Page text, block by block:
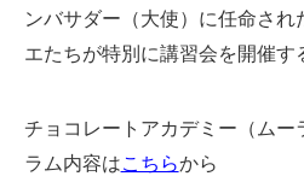
ンバサダー（大使）に任命され
エたちが特別に講習会を開催す
チョコレートアカデミー（ム
ラム内容はこちらから